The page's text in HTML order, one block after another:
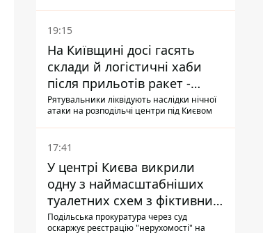
19:15
На Київщині досі гасять
склади й логістичні хаби
після прильотів ракет -
ДСНС
Рятувальники ліквідують наслідки нічної
атаки на розподільчі центри під Києвом
17:41
У центрі Києва викрили
одну з наймасштабніших
туалетних схем з фіктивним
будинком
Подільська прокуратура через суд
оскаржує реєстрацію "нерухомості" на